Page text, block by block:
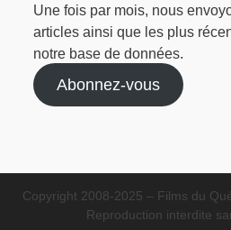
Une fois par mois, nous
articles ainsi que les plus
notre base de données.
Abonnez-vous
Copyright 2008-2025 – Films du
Reproduction interdite